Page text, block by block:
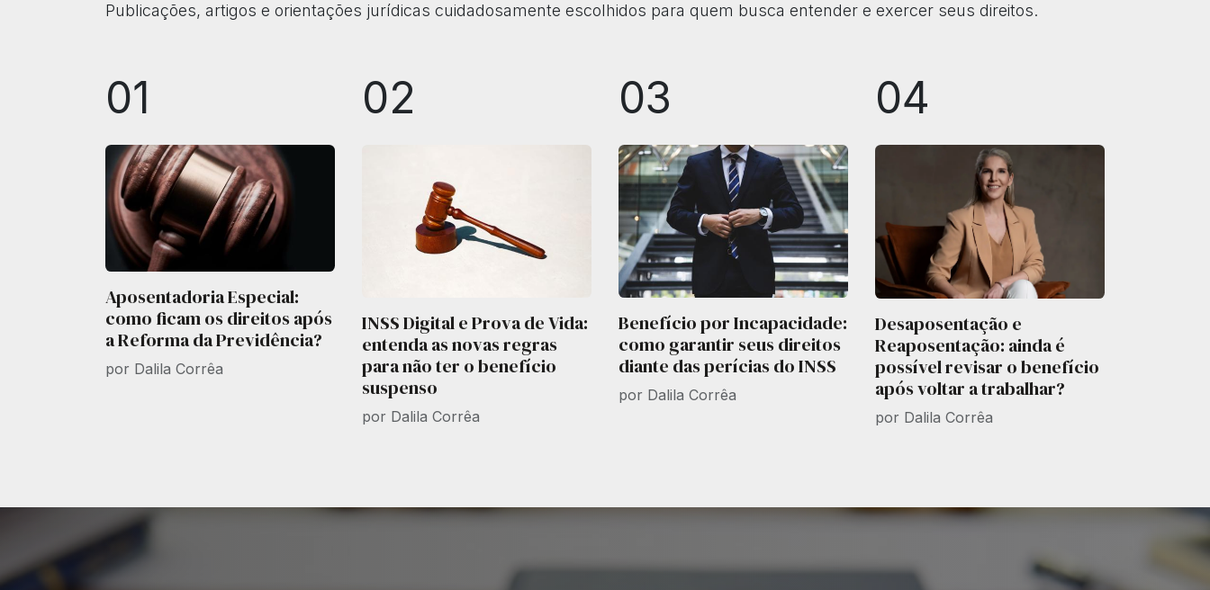
Publicações, artigos e orientações jurídicas cuidadosamente escolhidos para quem busca entender e exercer seus direitos.
01
Aposentadoria Especial:
como ficam os direitos após
a Reforma da Previdência?
por Dalila Corrêa
02
INSS Digital e Prova de Vida:
entenda as novas regras
para não ter o benefício
suspenso
por Dalila Corrêa
03
Benefício por Incapacidade:
como garantir seus direitos
diante das perícias do INSS
por Dalila Corrêa
04
Desaposentação e
Reaposentação: ainda é
possível revisar o benefício
após voltar a trabalhar?
por Dalila Corrêa